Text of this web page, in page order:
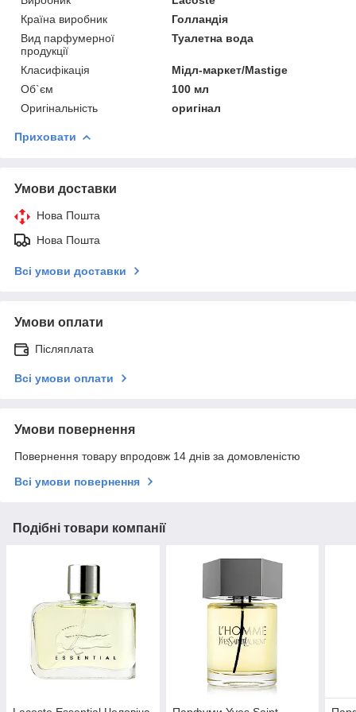
Країна виробник
Голландія
Вид парфумерної
продукції
Туалетна вода
Класифікація
Мідл-маркет/Mastige
Об`єм
100 мл
Оригінальність
оригінал
Приховати
Умови доставки
Нова Пошта
Нова Пошта
Всі умови доставки
Умови оплати
Післяплата
Всі умови оплати
Умови повернення
Повернення товару впродовж 14 днів за домовленістю
Всі умови повернення
Подібні товари компанії